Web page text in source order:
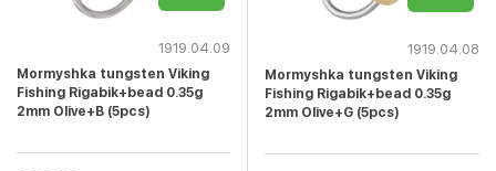
1919.04.09
Mormyshka tungsten Viking
Fishing Rigabik+bead 0.35g
2mm Olive+B (5pcs)
1919.04.08
Mormyshka tungsten Viking
Fishing Rigabik+bead 0.35g
2mm Olive+G (5pcs)